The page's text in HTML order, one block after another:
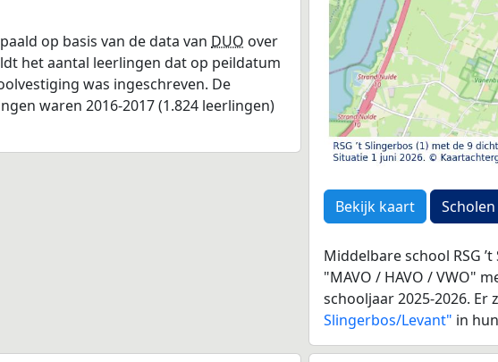
op basis van de data van DUO over
het aantal leerlingen dat op peildatum
was ingeschreven. De
waren 2016-2017 (1.824 leerlingen)
Bekijk kaart
Middelbare school RSG
"MAVO / HAVO / VWO"
schooljaar 2025-2026. Er
Slingerbos/Levant" in